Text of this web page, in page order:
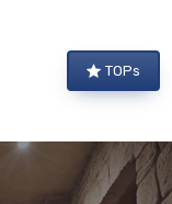
TOPs